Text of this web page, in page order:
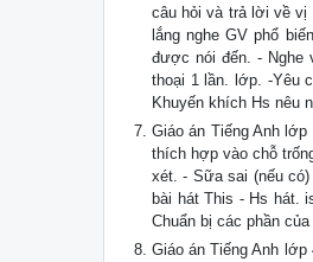
câu hỏi và trả lời về vị
lắng nghe GV phổ
được nói đến. - Nghe
thoại 1 lần. lớp. -Yêu
Khuyến khích Hs nêu
Giáo án Tiếng Anh
thích hợp vào chỗ
xét. - Sữa sai (nếu
bài hát This - Hs hát.
Chuẩn bị các phần
Giáo án Tiếng Anh lớp